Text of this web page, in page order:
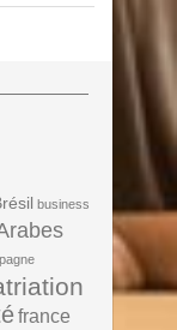
business
france